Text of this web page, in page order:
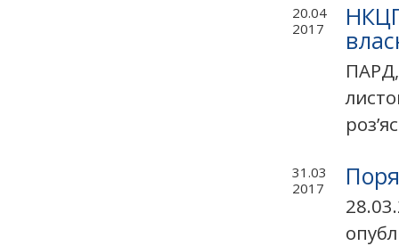
20.04
2017
ПАРД,
31.03
2017